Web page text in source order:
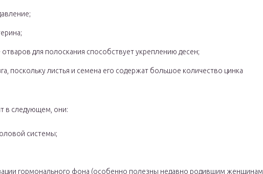
для полоскания способствует укреплению десен;
поскольку листья и семена его содержат большое количество цинка
в следующем, они:
системы;
гормонального фона (особенно полезны недавно родившим женщинам